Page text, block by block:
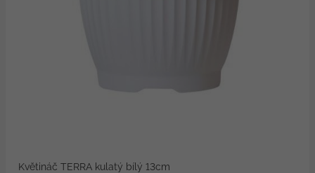
Květináč TERRA kulatý bílý 13cm